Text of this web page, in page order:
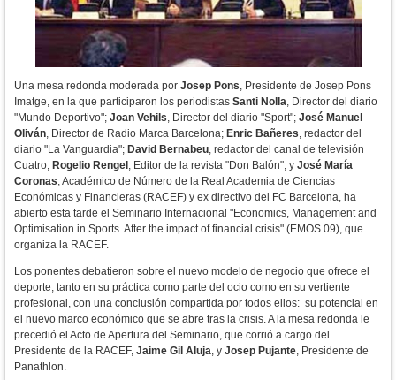
Una mesa redonda moderada por Josep Pons, Presidente de Josep Pons
Imatge, en la que participaron los periodistas Santi Nolla, Director del diario
"Mundo Deportivo"; Joan Vehils, Director del diario "Sport"; José Manuel
Oliván, Director de Radio Marca Barcelona; Enric Bañeres, redactor del
diario "La Vanguardia"; David Bernabeu, redactor del canal de televisión
Cuatro; Rogelio Rengel , Editor de la revista "Don Balón", y José María
Coronas, Académico de Número de la Real Academia de Ciencias
Económicas y Financieras (RACEF) y ex directivo del FC Barcelona, ha
abierto esta tarde el Seminario Internacional "Economics, Management and
Optimisation in Sports. After the impact of financial crisis" (EMOS 09), que
organiza la RACEF.
Los ponentes debatieron sobre el nuevo modelo de negocio que ofrece el
deporte, tanto en su práctica como parte del ocio como en su vertiente
profesional, con una conclusión compartida por todos ellos: su potencial en
el nuevo marco económico que se abre tras la crisis. A la mesa redonda le
precedió el Acto de Apertura del Seminario, que corrió a cargo del
Presidente de la RACEF, Jaime Gil Aluja, y Josep Pujante, Presidente de
Panathlon.